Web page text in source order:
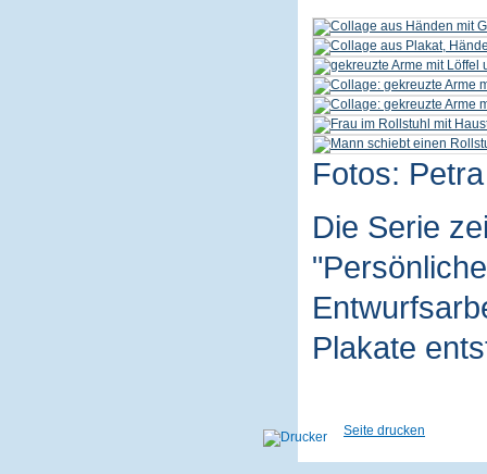
Fotos:
Die Serie
Plakate
Seite drucken